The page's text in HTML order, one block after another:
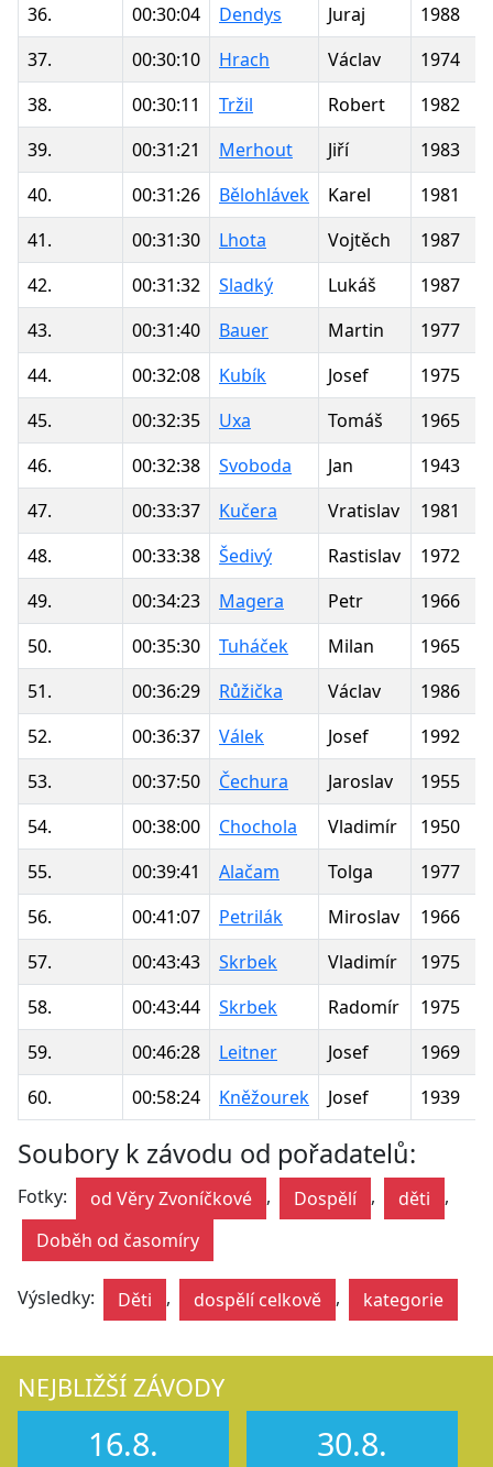
36.
00:30:04 Dendys Juraj
1988
37.
00:30:10 Hrach Václav
1974
38.
00:30:11 Tržil Robert
1982
39.
00:31:21 Merhout Jiří
1983
40.
00:31:26 Bělohlávek Karel
1981
41.
00:31:30 Lhota Vojtěch
1987
42.
00:31:32 Sladký Lukáš
1987
43.
00:31:40 Bauer Martin
1977
44.
00:32:08 Kubík Josef
1975
45.
00:32:35 Uxa Tomáš
1965
46.
00:32:38 Svoboda Jan
1943
47.
00:33:37 Kučera Vratislav
1981
48.
00:33:38 Šedivý Rastislav
1972
49.
00:34:23 Magera Petr
1966
50.
00:35:30 Tuháček Milan
1965
51.
00:36:29 Růžička Václav
1986
52.
00:36:37 Válek Josef
1992
53.
00:37:50 Čechura Jaroslav
1955
54.
00:38:00 Chochola Vladimír
1950
55.
00:39:41 Alačam Tolga
1977
56.
00:41:07 Petrilák Miroslav
1966
57.
00:43:43 Skrbek Vladimír
1975
58.
00:43:44 Skrbek Radomír
1975
59.
00:46:28 Leitner Josef
1969
60.
00:58:24 Kněžourek Josef 1939
Soubory k závodu od pořadatelů:
Fotky: od Věry Zvoníčkové , Dospělí , děti
,
Doběh od časomíry
Výsledky: Děti , dospělí celkově , kategorie
NEJBLIŽŠÍ ZÁVODY
16.8. 30.8.